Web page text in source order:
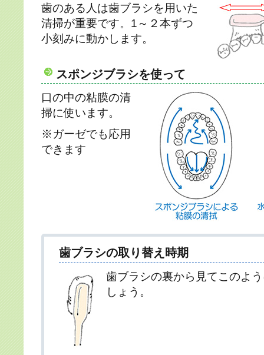
歯のある人は歯ブラシを用いた
清掃が重要です。1～２本ずつ
小刻みに動かします。
スポンジブラシを使って
口の中の粘膜の清
掃に使います。
※ガーゼでも応用
できます
歯ブラシの取り替え時期
歯ブラシの裏から見てこのよ
しょう。